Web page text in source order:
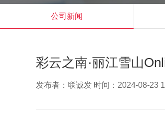
公司新闻
彩云之南·丽江雪山
发布者：联诚发 时间：2024-08-23